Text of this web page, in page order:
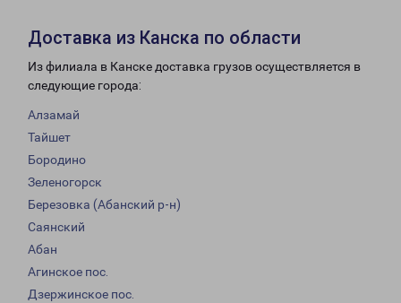
Доставка из Канска по области
Из филиала в Канске доставка грузов осуществляется в
следующие города:
Алзамай
Тайшет
Бородино
Зеленогорск
Березовка (Абанский р-н)
Саянский
Абан
Агинское пос.
Дзержинское пос.